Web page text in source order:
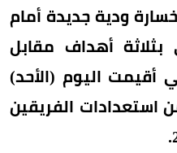
ودية جديدة أمام
أهداف مقابل
أقيمت اليوم (الأحد)
استعدادات الفريقين